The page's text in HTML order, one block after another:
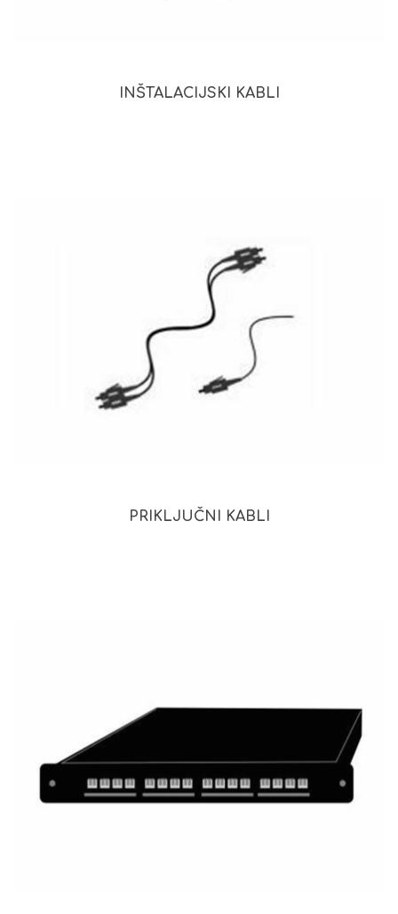
INŠTALACIJSKI KABLI
PRIKLJUČNI KABLI